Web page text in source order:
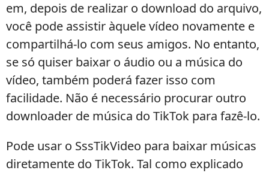
em, depois de realizar o download do arquivo,
você pode assistir àquele vídeo novamente e
compartilhá-lo com seus amigos. No entanto,
se só quiser baixar o áudio ou a música do
vídeo, também poderá fazer isso com
facilidade. Não é necessário procurar outro
downloader de música do TikTok para fazê-lo.
Pode usar o SssTikVideo para baixar músicas
diretamente do TikTok. Tal como explicado